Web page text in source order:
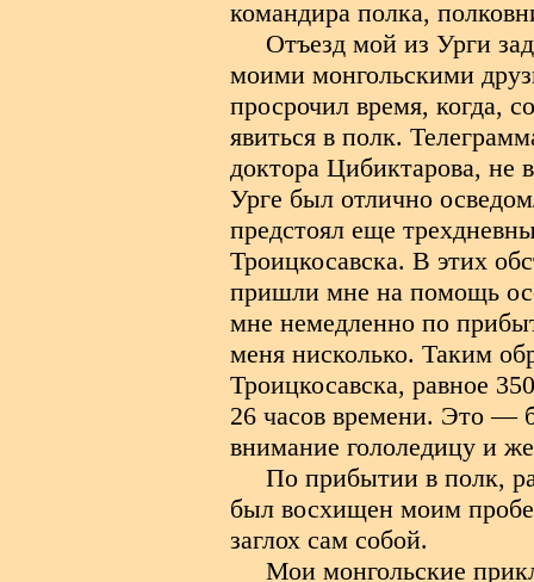
командира полка,
Отъезд мой из Урги
моими монгольскими
просрочил время, когда,
явиться в полк.
доктора Цибиктарова, не
Урге был отлично
предстоял еще
Троицкосавска. В этих
пришли мне на помощь
мне немедленно по
меня нисколько. Таким
Троицкосавска, равное
26 часов времени. Это —
внимание гололедицу и
По прибытии в полк,
был восхищен моим
заглох сам собой.
Мои монгольские